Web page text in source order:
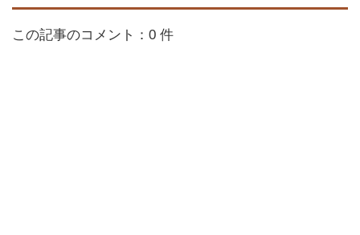
この記事のコメント：0 件